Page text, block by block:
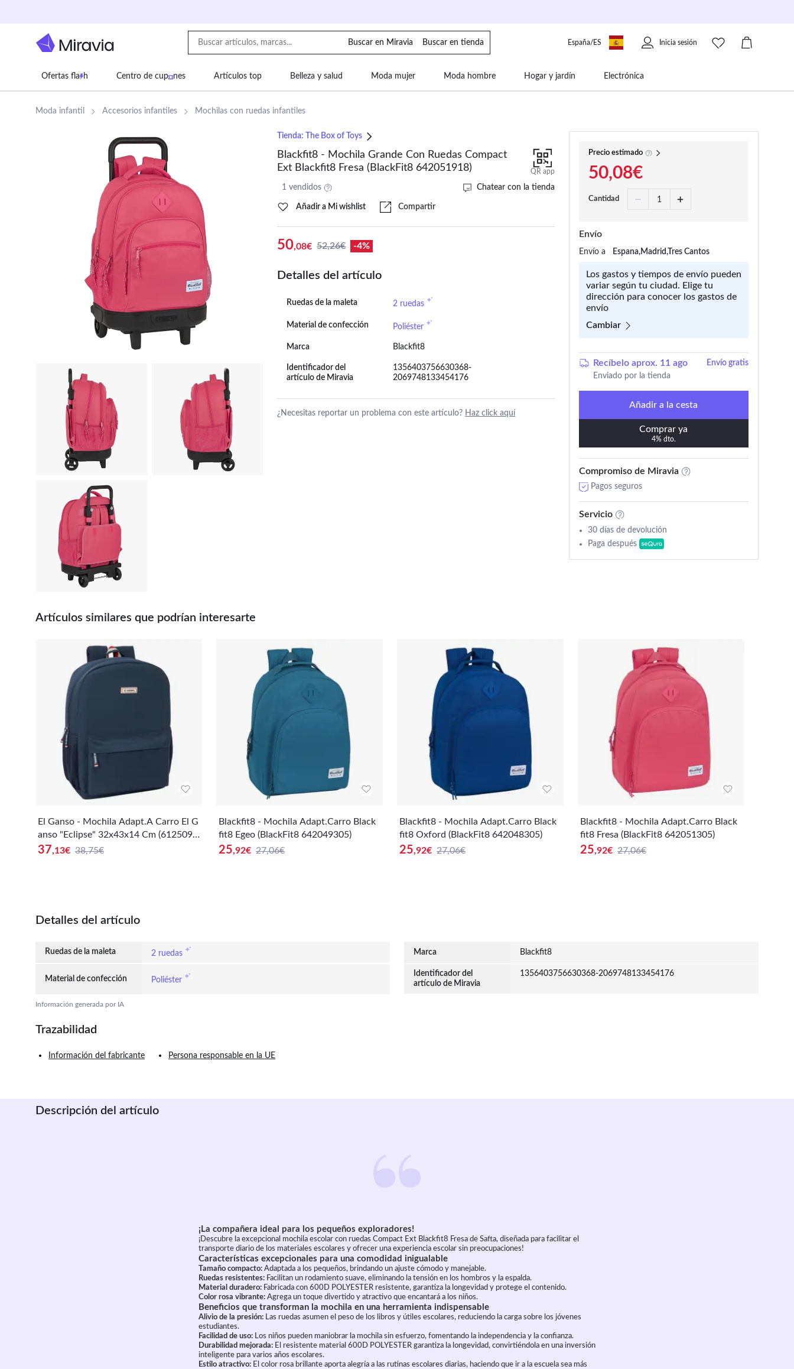
Buscar en Miravia Buscar en tienda España/ES Inicia sesión
Ofertas fla h Centro de cup nes Artículos top Belleza y salud Moda mujer Moda hombre Hogar y jardín Electrónica
Supermercado Juguetes Deportes Equipaje
Moda infantil Accesorios infantiles Mochilas con ruedas infantiles
Tienda: The Box of Toys
Blackfit8 - Mochila Grande Con Ruedas Compact
Ext Blackfit8 Fresa (BlackFit8 642051918)
QR app
1 vendidos Chatear con la tienda
Añadir a Mi wishlist Compartir
50,08€ 52,26€ -4%
Detalles del artículo
Ruedas de la maleta 2 ruedas
Material de confección Poliéster
Marca Blackfit8
Identificador del
artículo de Miravia
1356403756630368-
2069748133454176
¿Necesitas reportar un problema con este artículo? Haz click aquí
Precio estimado
50,08€
Cantidad
Envío
Envío a Espana,Madrid,Tres Cantos
Los gastos y tiempos de envío pueden
variar según tu ciudad. Elige tu
dirección para conocer los gastos de
envío
Cambiar
Recíbelo aprox. 11 ago
Envío gratis
Enviado por la tienda
Añadir a la cesta
Comprar ya
4% dto.
Compromiso de Miravia
Pagos seguros
Servicio
30 días de devolución
Paga después
Artículos similares que podrían interesarte
El Ganso - Mochila Adapt.A Carro El G
anso "Eclipse" 32x43x14 Cm (6125097
54)
37,13€ 38,75€
Blackfit8 - Mochila Adapt.Carro Black
fit8 Egeo (BlackFit8 642049305)
25,92€ 27,06€
Blackfit8 - Mochila Adapt.Carro Black
fit8 Oxford (BlackFit8 642048305)
25,92€ 27,06€
Blackfit8 - Mochila Adapt.Carro Black
fit8 Fresa (BlackFit8 642051305)
25,92€ 27,06€
Detalles del artículo
Ruedas de la maleta 2 ruedas Marca Blackfit8
Material de confección Poliéster
Identificador del
artículo de Miravia
1356403756630368-2069748133454176
Información generada por IA
Trazabilidad
Información del fabricante Persona responsable en la UE
Descripción del artículo
¡La compañera ideal para los pequeños exploradores!
¡Descubre la excepcional mochila escolar con ruedas Compact Ext Blackfit8 Fresa de Safta, diseñada para facilitar el
transporte diario de los materiales escolares y ofrecer una experiencia escolar sin preocupaciones!
Características excepcionales para una comodidad inigualable
Tamaño compacto: Adaptada a los pequeños, brindando un ajuste cómodo y manejable.
Ruedas resistentes: Facilitan un rodamiento suave, eliminando la tensión en los hombros y la espalda.
Material duradero: Fabricada con 600D POLYESTER resistente, garantiza la longevidad y protege el contenido.
Color rosa vibrante: Agrega un toque divertido y atractivo que encantará a los niños.
Beneficios que transforman la mochila en una herramienta indispensable
Alivio de la presión: Las ruedas asumen el peso de los libros y útiles escolares, reduciendo la carga sobre los jóvenes
estudiantes.
Facilidad de uso: Los niños pueden maniobrar la mochila sin esfuerzo, fomentando la independencia y la confianza.
Durabilidad mejorada: El resistente material 600D POLYESTER garantiza la longevidad, convirtiéndola en una inversión
inteligente para varios años escolares.
Estilo atractivo: El color rosa brillante aporta alegría a las rutinas escolares diarias, haciendo que ir a la escuela sea más